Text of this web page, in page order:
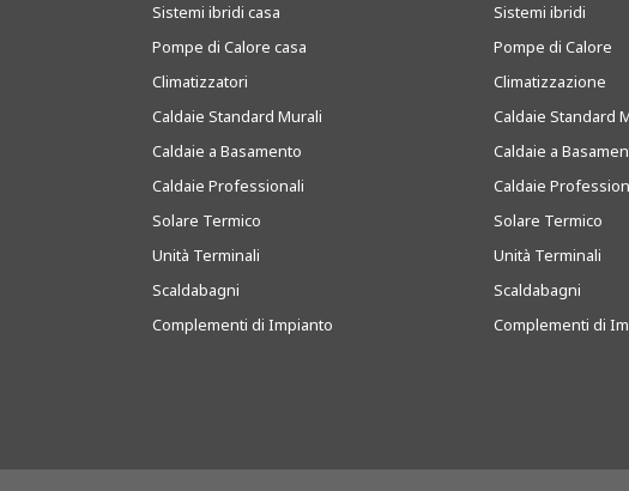
Sistemi ibridi casa
Pompe di Calore casa
Climatizzatori
Caldaie Standard Murali
Caldaie a Basamento
Caldaie Professionali
Solare Termico
Unità Terminali
Scaldabagni
Complementi di Impianto
Sistemi ibridi
Pompe di Calore
Climatizzazione
Caldaie Standard
Caldaie a
Caldaie
Solare Termico
Unità Terminali
Scaldabagni
Complementi di